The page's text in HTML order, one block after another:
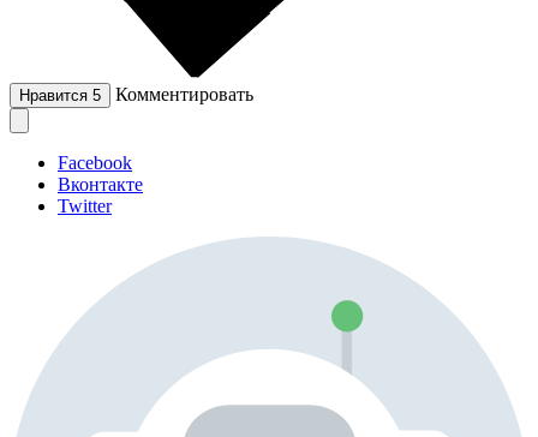
Нравится 5 Комментировать
Facebook
Вконтакте
Twitter